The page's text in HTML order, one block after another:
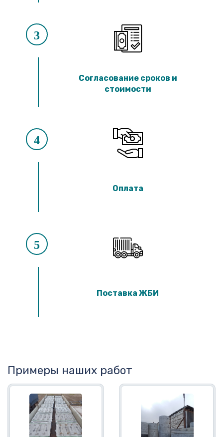
3
Согласование сроков и
стоимости
4
Оплата
5
Поставка ЖБИ
Примеры наших работ